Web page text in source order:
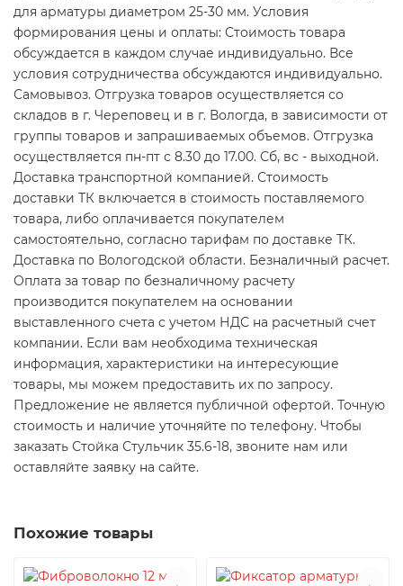
для арматуры диаметром 25-30 мм. Условия
формирования цены и оплаты: Стоимость товара
обсуждается в каждом случае индивидуально. Все
условия сотрудничества обсуждаются индивидуально.
Самовывоз. Отгрузка товаров осуществляется со
складов в г. Череповец и в г. Вологда, в зависимости от
группы товаров и запрашиваемых объемов. Отгрузка
осуществляется пн-пт с 8.30 до 17.00. Сб, вс - выходной.
Доставка транспортной компанией. Стоимость
доставки ТК включается в стоимость поставляемого
товара, либо оплачивается покупателем
самостоятельно, согласно тарифам по доставке ТК.
Доставка по Вологодской области. Безналичный расчет.
Оплата за товар по безналичному расчету
производится покупателем на основании
выставленного счета с учетом НДС на расчетный счет
компании. Если вам необходима техническая
информация, характеристики на интересующие
товары, мы можем предоставить их по запросу.
Предложение не является публичной офертой. Точную
стоимость и наличие уточняйте по телефону. Чтобы
заказать Стойка Стульчик 35.6-18, звоните нам или
оставляйте заявку на сайте.
Похожие товары